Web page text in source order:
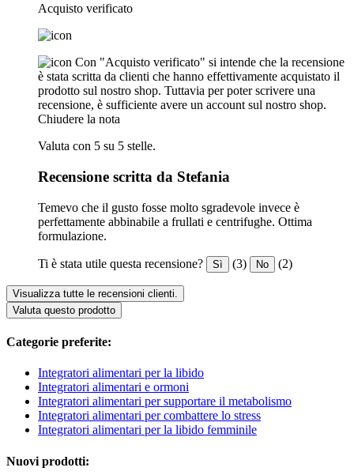
Acquisto verificato
Con "Acquisto verificato" si intende che la recensione
è stata scritta da clienti che hanno effettivamente acquistato il
prodotto sul nostro shop. Tuttavia per poter scrivere una
recensione, è sufficiente avere un account sul nostro shop.
Chiudere la nota
Valuta con 5 su 5 stelle.
Recensione scritta da Stefania
Temevo che il gusto fosse molto sgradevole invece è
perfettamente abbinabile a frullati e centrifughe. Ottima
formulazione.
Ti è stata utile questa recensione? Sì (3) No (2)
Visualizza tutte le recensioni clienti.
Valuta questo prodotto
Categorie preferite:
Integratori alimentari per la libido
Integratori alimentari e ormoni
Integratori alimentari per supportare il metabolismo
Integratori alimentari per combattere lo stress
Integratori alimentari per la libido femminile
Nuovi prodotti: